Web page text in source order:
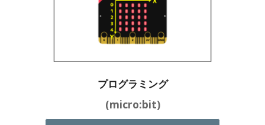
プログラミング
(micro:bit)